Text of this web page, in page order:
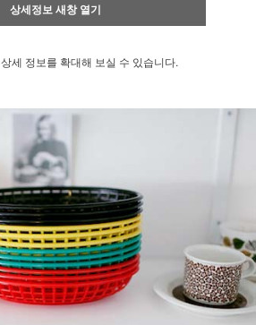
상세정보 새창 열기
상세 정보를 확대해 보실 수 있습니다.